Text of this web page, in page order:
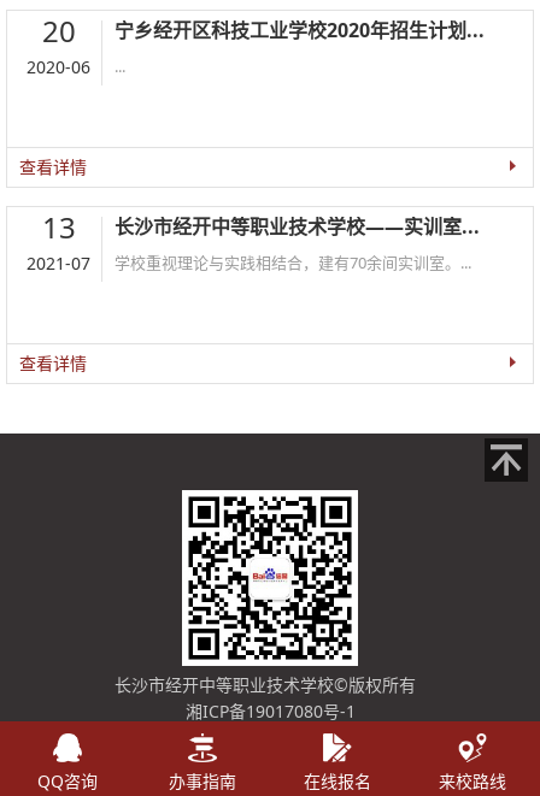
20
2020-06
宁乡经开区科技工业学校2020年招生计划...
...
查看详情
13
2021-07
长沙市经开中等职业技术学校——实训室...
学校重视理论与实践相结合，建有70余间实训室。...
查看详情
长沙市经开中等职业技术学校©版权所有
湘ICP备19017080号-1
湘公网安备 43012402000452号
QQ咨询
办事指南 在线报名 来校路线